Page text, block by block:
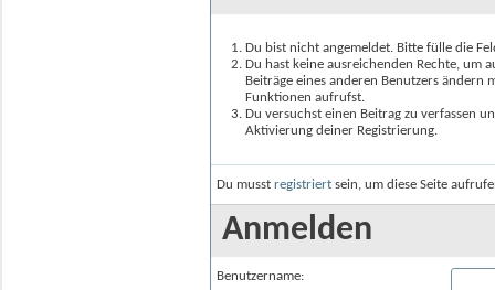
Du bist nicht angemeldet. Bitte fülle die
Du hast keine ausreichenden Rechte, um
Beiträge eines anderen Benutzers
Funktionen aufrufst.
Du versuchst einen Beitrag zu verfassen
Aktivierung deiner Registrierung.
Du musst registriert sein, um diese Seite
Anmelden
Benutzername: